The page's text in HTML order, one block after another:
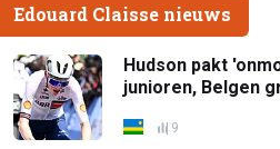
Edouard Claisse nieuws
Hudson pakt
junioren, Belgen
9